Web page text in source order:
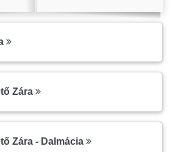
Zára
Zára - Dalmácia